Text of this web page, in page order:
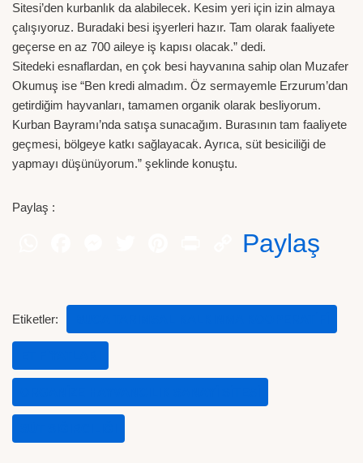
Sitesi’den kurbanlık da alabilecek. Kesim yeri için izin almaya
çalışıyoruz. Buradaki besi işyerleri hazır. Tam olarak faaliyete
geçerse en az 700 aileye iş kapısı olacak.” dedi.
Sitedeki esnaflardan, en çok besi hayvanına sahip olan Muzafer
Okumuş ise “Ben kredi almadım. Öz sermayemle Erzurum’dan
getirdiğim hayvanları, tamamen organik olarak besliyorum.
Kurban Bayramı’nda satışa sunacağım. Burasının tam faaliyete
geçmesi, bölgeye katkı sağlayacak. Ayrıca, süt besiciliği de
yapmayı düşünüyorum.” şeklinde konuştu.
Paylaş :
Paylaş
Etiketler: